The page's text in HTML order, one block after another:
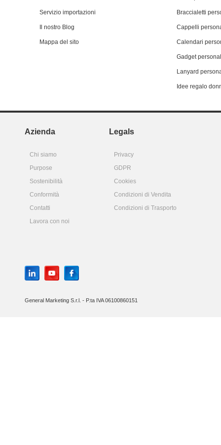
Servizio importazioni
Il nostro Blog
Mappa del sito
Braccialetti
Cappelli
Calendari
Gadget
Lanyard
Idee regalo
Azienda Legals
Chi siamo
Privacy
Purpose
GDPR
Sostenibilità
Cookies
Conformità
Condizioni di Vendita
Contatti
Condizioni di Trasporto
Lavora con noi
General Marketing S.r.l. - P.ta IVA 06100860151